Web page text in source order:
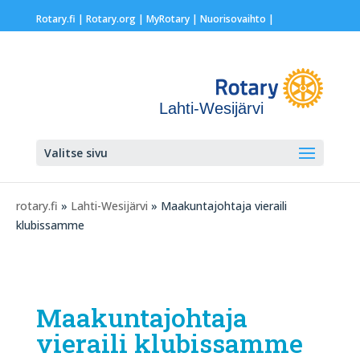
Rotary.fi | Rotary.org| MyRotary | Nuorisovaihto |
Lahti-Wesijärvi
Valitse sivu
rotary.fi » Lahti-Wesijärvi » Maakuntajohtaja vieraili
klubissamme
Maakuntajohtaja
vieraili klubissamme